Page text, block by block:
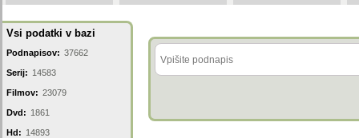
Vsi podatki v bazi
Podnapisov: 37662
Serij: 14583
Filmov: 23079
Dvd: 1861
Hd: 14893